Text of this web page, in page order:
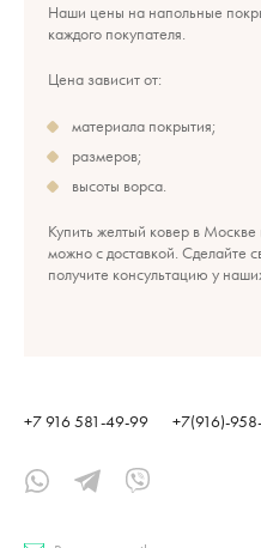
Наши цены на напольные
каждого покупателя.
Цена зависит от:
материала покрытия;
размеров;
высоты ворса.
Купить желтый ковер в
можно с доставкой. Сделайте
получите консультацию у
+7 916 581-49-99 +7(916)-